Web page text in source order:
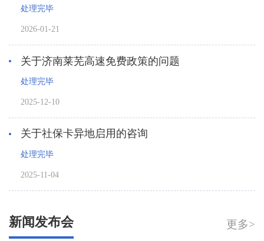
处理完毕
2026-01-21
关于济南莱芜高速免费政策的问题
处理完毕
2025-12-10
关于社保卡异地启用的咨询
处理完毕
2025-11-04
新闻发布会 更多>